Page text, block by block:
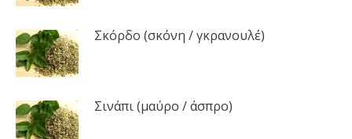
Σκόρδο (σκόνη / γκρανουλέ)
Σινάπι (μαύρο / άσπρο)